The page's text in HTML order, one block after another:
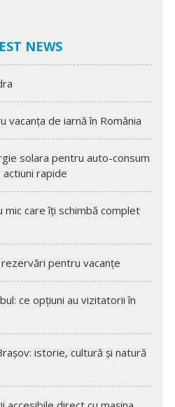
NEWS
de iarnă în România
solara pentru auto-consum
rapide
mic care îți schimbă complet
pentru vacanțe
ce opțiuni au vizitatorii în
istorie, cultură și natură